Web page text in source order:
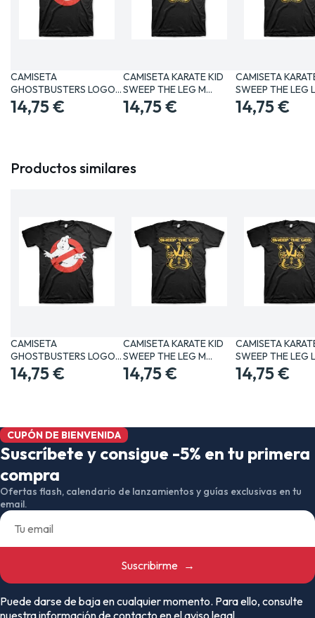
CAMISETA
GHOSTBUSTERS LOGO
CLASICO XL…
14,75 €
CAMISETA KARATE KID
SWEEP THE LEG M…
14,75 €
CAMISETA
SWEEP THE LEG
14,75 €
Productos similares
CAMISETA
GHOSTBUSTERS LOGO
CLASICO XL…
14,75 €
CAMISETA KARATE KID
SWEEP THE LEG M…
14,75 €
CAMISETA
SWEEP THE LEG
14,75 €
CUPÓN DE BIENVENIDA
Suscríbete y consigue -5% en tu primera
compra
Ofertas flash, calendario de lanzamientos y guías exclusivas en tu
email.
Suscribirme →
Puede darse de baja en cualquier momento. Para ello, consulte
nuestra información de contacto en el aviso legal.